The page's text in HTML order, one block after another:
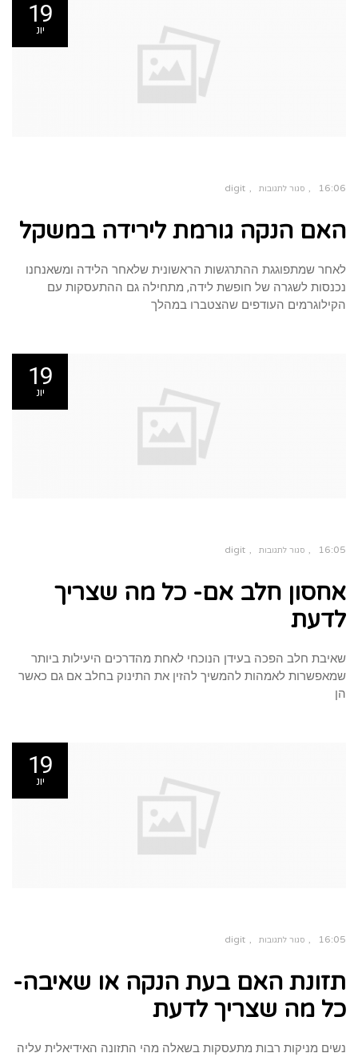
19
יונ
16:06 סגור לתגובות
הנקה
גורמת
לירידה
במשקל
digit
האם הנקה גורמת לירידה במשקל
לאחר שמתפוגגת ההתרגשות הראשונית שלאחר הלידה ומשאנחנו
נכנסות לשגרה של חופשת לידה, מתחילה גם ההתעסקות עם
הקילוגרמים העודפים שהצטברו במהלך
19
יונ
16:05 סגור לתגובות
אחסון
חלב
כל
digit
אחסון חלב אם- כל מה שצריך
לדעת
שאיבת חלב הפכה בעידן הנוכחי לאחת מהדרכים היעילות ביותר
שמאפשרות לאמהות להמשיך להזין את התינוק בחלב אם גם כאשר
הן
19
יונ
16:05 סגור לתגובות
האם
בעת
הנקה
שאיבה-
כל
מה
digit
תזונת האם בעת הנקה או שאיבה-
כל מה שצריך לדעת
נשים מניקות רבות מתעסקות בשאלה מהי התזונה האידיאלית עליה